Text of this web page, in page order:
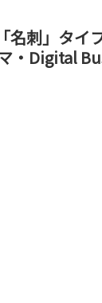
名刺」タイ
・Digital